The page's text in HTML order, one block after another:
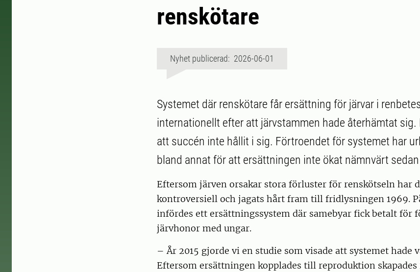
renskötare
Nyhet publicerad: 2026-06-01
Systemet där renskötare får ersättning för järvar i
internationellt efter att järvstammen hade återhämtat sig.
att succén inte hållit i sig. Förtroendet för systemet har
bland annat för att ersättningen inte ökat nämnvärt
Eftersom järven orsakar stora förluster för renskötseln har
kontroversiell och jagats hårt fram till fridlysningen 1969.
infördes ett ersättningssystem där samebyar fick betalt för
järvhonor med ungar.
– År 2015 gjorde vi en studie som visade att systemet hade
Eftersom ersättningen kopplades till reproduktion